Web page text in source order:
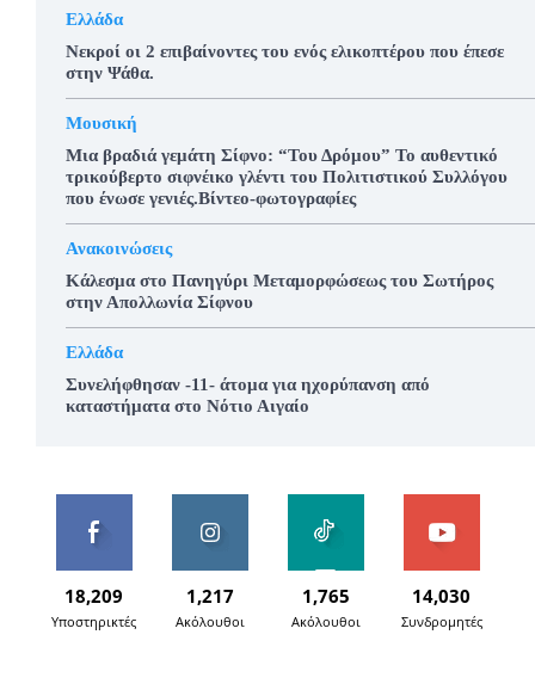
Ελλάδα
Νεκροί οι 2 επιβαίνοντες του ενός ελικοπτέρου που έπεσε
στην Ψάθα.
Μουσική
Μια βραδιά γεμάτη Σίφνο: “Του Δρόμου” Το αυθεντικό
τρικούβερτο σιφνέικο γλέντι του Πολιτιστικού Συλλόγου
που ένωσε γενιές.Βίντεο-φωτογραφίες
Ανακοινώσεις
Κάλεσμα στο Πανηγύρι Μεταμορφώσεως του Σωτήρος
στην Απολλωνία Σίφνου
Ελλάδα
Συνελήφθησαν -11- άτομα για ηχορύπανση από
καταστήματα στο Νότιο Αιγαίο
18,209
Υποστηρικτές
1,217
Ακόλουθοι
1,765
Ακόλουθοι
14,030
Συνδρομητές